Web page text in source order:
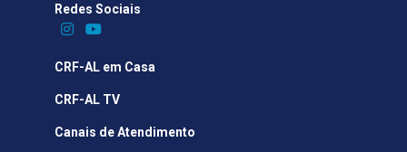
Redes Sociais​
CRF-AL em Casa
CRF-AL TV
Canais de Atendimento